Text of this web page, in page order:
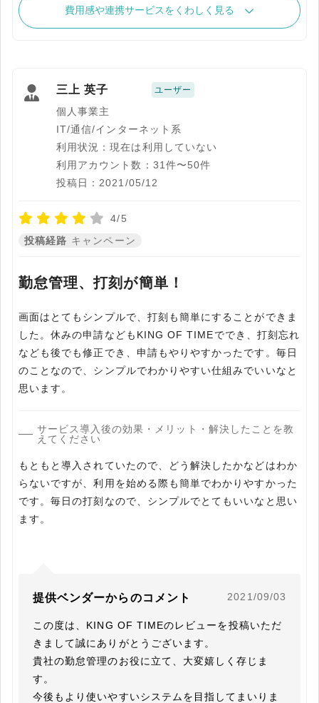
費用感や連携サービスをくわしく見る
三上 英子 ユーザー
個人事業主
IT/通信/インターネット系
利用状況：現在は利用していない
利用アカウント数：31件〜50件
投稿日：2021/05/12
4/5
投稿経路 キャンペーン
勤怠管理、打刻が簡単！
画面はとてもシンプルで、打刻も簡単にすることができま
した。休みの申請などもKING OF TIMEででき、打刻忘れ
なども後でも修正でき、申請もやりやすかったです。毎日
のことなので、シンプルでわかりやすい仕組みでいいなと
思います。
サービス導入後の効果・メリット・解決したことを教
えてください
もともと導入されていたので、どう解決したかなどはわか
らないですが、利用を始める際も簡単でわかりやすかった
です。毎日の打刻なので、シンプルでとてもいいなと思い
ます。
提供ベンダーからのコメント 2021/09/03
この度は、KING OF TIMEのレビューを投稿いただ
きまして誠にありがとうございます。
貴社の勤怠管理のお役に立て、大変嬉しく存じま
す。
今後もより使いやすいシステムを目指してまいりま